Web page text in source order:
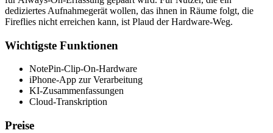
dediziertes Aufnahmegerät wollen, das ihnen in Räume folgt, die
Fireflies nicht erreichen kann, ist Plaud der Hardware-Weg.
Wichtigste Funktionen
NotePin-Clip-On-Hardware
iPhone-App zur Verarbeitung
KI-Zusammenfassungen
Cloud-Transkription
Preise